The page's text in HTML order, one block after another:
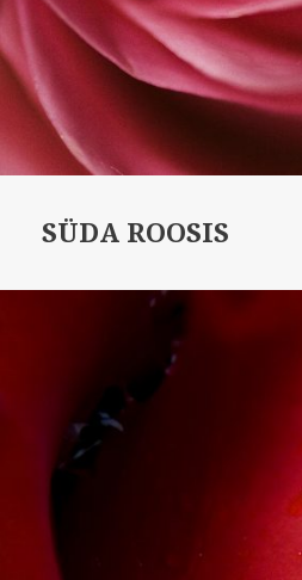
SÜDA ROOSIS